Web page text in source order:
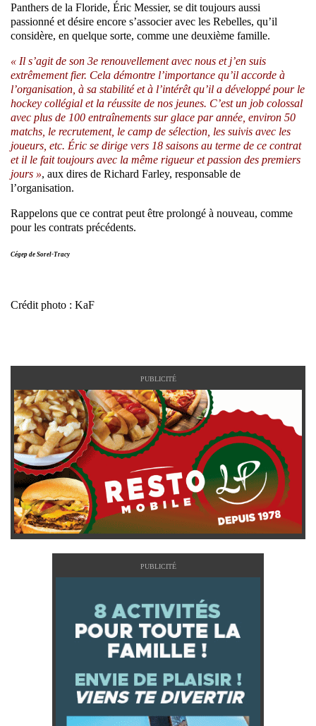
Panthers de la Floride, Éric Messier, se dit toujours aussi
passionné et désire encore s’associer avec les Rebelles, qu’il
considère, en quelque sorte, comme une deuxième famille.
« Il s’agit de son 3e renouvellement avec nous et j’en suis
extrêmement fier. Cela démontre l’importance qu’il accorde à
l’organisation, à sa stabilité et à l’intérêt qu’il a développé pour le
hockey collégial et la réussite de nos jeunes. C’est un job colossal
avec plus de 100 entraînements sur glace par année, environ 50
matchs, le recrutement, le camp de sélection, les suivis avec les
joueurs, etc. Éric se dirige vers 18 saisons au terme de ce contrat
et il le fait toujours avec la même rigueur et passion des premiers
jours », aux dires de Richard Farley, responsable de
l’organisation.
Rappelons que ce contrat peut être prolongé à nouveau, comme
pour les contrats précédents.
Cégep de Sorel-Tracy
Crédit photo : KaF
PUBLICITÉ
PUBLICITÉ